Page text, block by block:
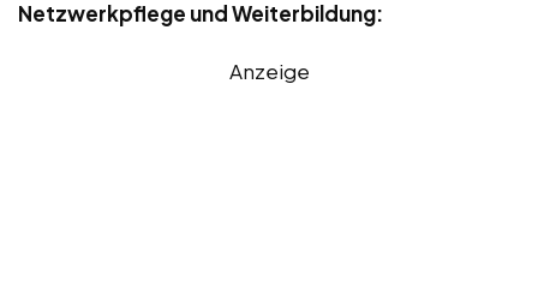
Netzwerkpflege und Weiterbildung:
Anzeige